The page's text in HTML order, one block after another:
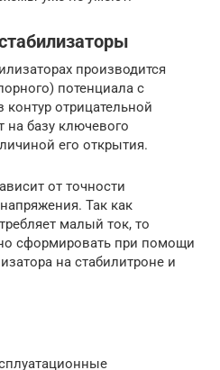
производится
потенциала с
отрицательной
на базу ключевого
его открытия.
от точности
Так как
малый ток, то
сформировать при помощи
на стабилитроне и